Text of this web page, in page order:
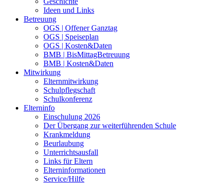
Ideen und Links
Betreuung
OGS | Offener Ganztag
OGS | Speiseplan
OGS | Kosten&Daten
BMB | BisMittagBetreuung
BMB | Kosten&Daten
Mitwirkung
Elternmitwirkung
Schulpflegschaft
Schulkonferenz
Elterninfo
Einschulung 2026
Der Übergang zur weiterführenden Schule
Krankmeldung
Beurlaubung
Unterrichtsausfall
Links für Eltern
Elterninformationen
Service/Hilfe